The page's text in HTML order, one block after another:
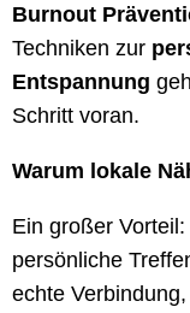
Burnout
Techniken zur
Entspannung
Schritt voran.
Warum lokale
Ein großer Vorteil:
persönliche
echte